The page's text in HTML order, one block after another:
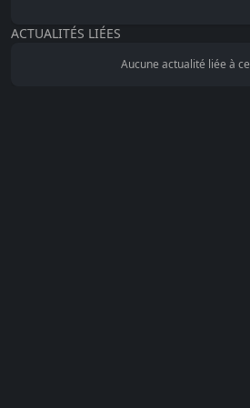
ACTUALITÉS LIÉES
Aucune actualité liée à